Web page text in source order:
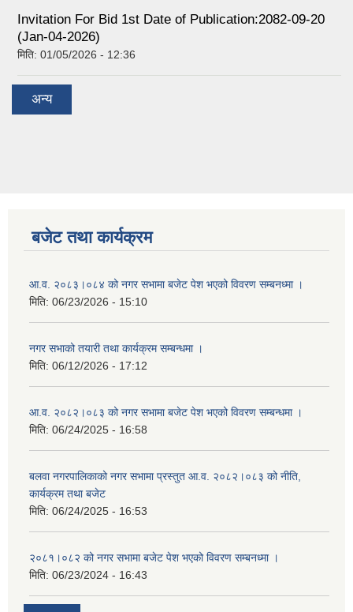
Invitation For Bid 1st Date of Publication:2082-09-20
(Jan-04-2026)
मिति: 01/05/2026 - 12:36
अन्य
बजेट तथा कार्यक्रम
आ.व. २०८३।०८४ को नगर सभामा बजेट पेश भएको विवरण सम्बनध्मा ।
मिति: 06/23/2026 - 15:10
नगर सभाको तयारी तथा कार्यक्रम सम्बन्धमा ।
मिति: 06/12/2026 - 17:12
आ.व. २०८२।०८३ को नगर सभामा बजेट पेश भएको विवरण सम्बन्धमा ।
मिति: 06/24/2025 - 16:58
बलवा नगरपालिकाको नगर सभामा प्रस्तुत आ.व. २०८२।०८३ को नीति,
कार्यक्रम तथा बजेट
मिति: 06/24/2025 - 16:53
२०८१।०८२ को नगर सभामा बजेट पेश भएको विवरण सम्बनध्मा ।
मिति: 06/23/2024 - 16:43